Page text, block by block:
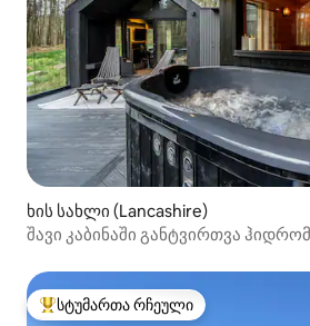
ხის სახლი (Lancashire)
შავი კაბინაში განტვირთვა
სტუმართა რჩეული მოწინავე ვარიანტი
სტუმართა რჩეული